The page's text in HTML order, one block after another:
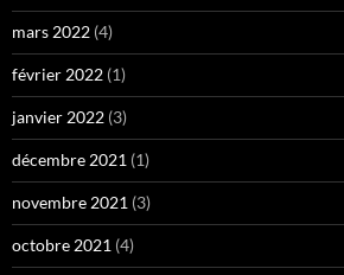
mars 2022 (4)
février 2022 (1)
janvier 2022 (3)
décembre 2021 (1)
novembre 2021 (3)
octobre 2021 (4)